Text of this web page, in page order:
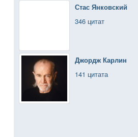
Стас Янковский
346 цитат
Джордж Карлин
141 цитата